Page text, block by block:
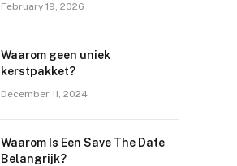
February 19, 2026
Waarom geen uniek
kerstpakket?
December 11, 2024
Waarom Is Een Save The Date
Belangrijk?